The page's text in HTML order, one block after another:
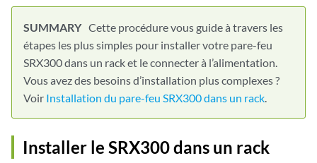
Cette procédure vous guide à travers les
étapes les plus simples pour installer votre pare-feu
SRX300 dans un rack et le connecter à l’alimentation.
Vous avez des besoins d’installation plus complexes ?
Voir Installation du pare-feu SRX300 dans un rack.
Installer le SRX300 dans un rack